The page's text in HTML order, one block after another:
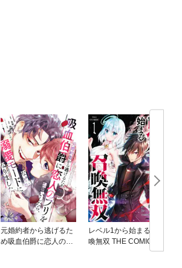
元婚約者から逃げるた
め吸血伯爵に恋人のフ
レベル1から始まる召
喚無双 THE COMIC